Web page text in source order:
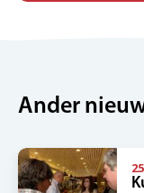
Ander